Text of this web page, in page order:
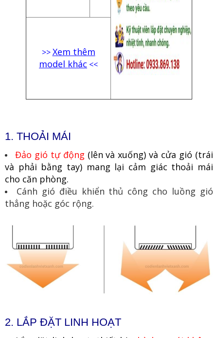
>> Xem thêm
model khác <<
1. THOẢI MÁI
Đảo gió tự động (lên và xuống) và cửa gió (trái
và phải bằng tay) mang lại cảm giác thoải mái
cho căn phòng.
Cánh gió điều khiển thủ công cho luồng gió
thẳng hoặc góc rộng.
2. LẮP ĐẶT LINH HOẠT